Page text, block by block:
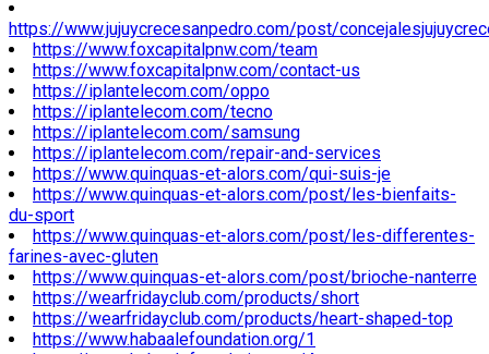
https://www.jujuycrecesanpedro.com/post/
https://www.foxcapitalpnw.com/team
https://www.foxcapitalpnw.com/contact-us
https://iplantelecom.com/oppo
https://iplantelecom.com/tecno
https://iplantelecom.com/samsung
https://iplantelecom.com/repair-and-services
https://www.quinquas-et-alors.com/qui-suis-je
https://www.quinquas-et-alors.com/post/les-bienfaits-
du-sport
https://www.quinquas-et-alors.com/post/les-differentes-
farines-avec-gluten
https://www.quinquas-et-alors.com/post/brioche-nanterre
https://wearfridayclub.com/products/short
https://wearfridayclub.com/products/heart-shaped-top
https://www.habaalefoundation.org/1